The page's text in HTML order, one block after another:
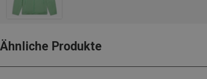
Ähnliche Produkte